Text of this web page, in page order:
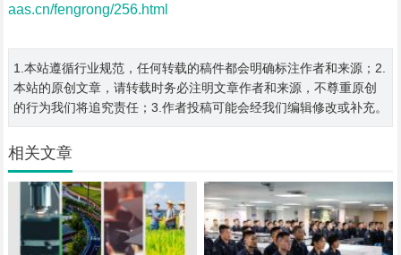
aas.cn/fengrong/256.html
1.本站遵循行业规范，任何转载的稿件都会明确标注作者和来源；2.
本站的原创文章，请转载时务必注明文章作者和来源，不尊重原创
的行为我们将追究责任；3.作者投稿可能会经我们编辑修改或补充。
相关文章